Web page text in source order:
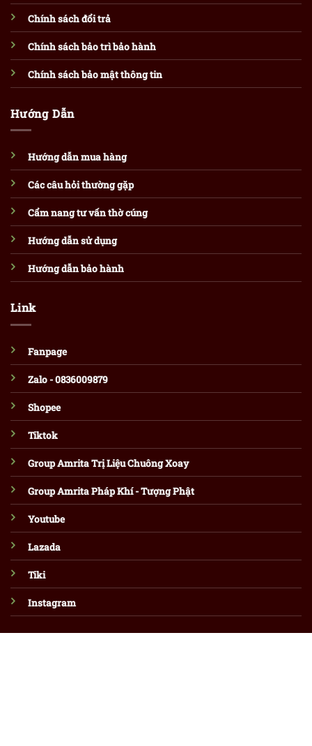
Chính sách đổi trả
Chính sách bảo trì bảo hành
Chính sách bảo mật thông tin
Hướng Dẫn
Hướng dẫn mua hàng
Các câu hỏi thường gặp
Cẩm nang tư vấn thờ cúng
Hướng dẫn sử dụng
Hướng dẫn bảo hành
Link
Fanpage
Zalo - 0836009879
Shopee
Tiktok
Group Amrita Trị Liệu Chuông Xoay
Group Amrita Pháp Khí - Tượng Phật
Youtube
Lazada
Tiki
Instagram